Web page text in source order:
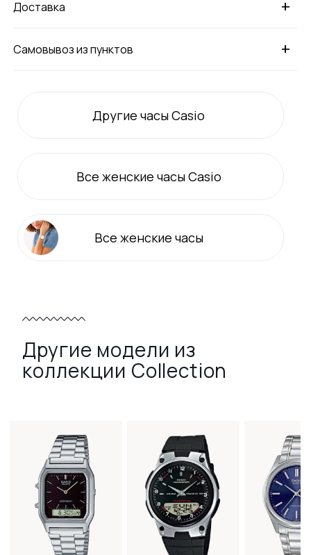
+
Доставка
+
Самовывоз из пунктов
Другие часы Casio
Все женские часы Casio
Все женские часы
Другие модели из
коллекции Collection